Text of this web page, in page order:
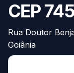
CEP
Rua Doutor
Goiânia